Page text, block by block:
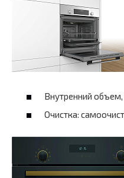
Внутренний объем,
Очистка: